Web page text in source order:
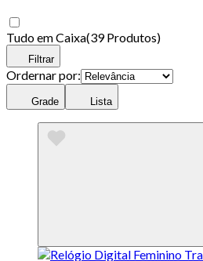
Tudo em Caixa(39 Produtos)
Filtrar
Ordernar por:
Grade Lista